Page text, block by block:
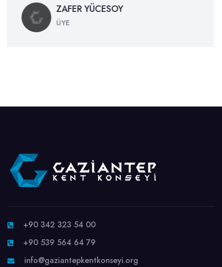
ZAFER YÜCESOY
ÜYE
+90 342 323 54 00
+90 539 564 64 79
info@gaziantepkentkonseyi.org